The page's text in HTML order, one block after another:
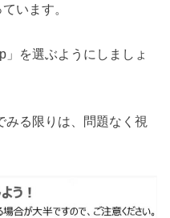
います。
を選ぶようにしましょ
みる限りは、問題なく視